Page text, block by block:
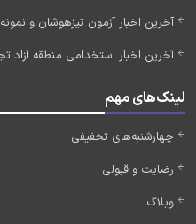
آخرین اخبار آزمون تیزهوشان و
آخرین اخبار استخدامی منطقه آزاد
لینک‌های مهم
چهارشنبه‌های تخفیفی
رضایت و قبولی
وبلاگ